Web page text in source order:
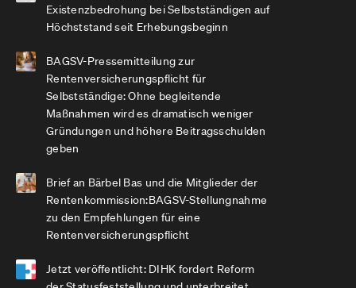
Existenzbedrohung bei Selbstständigen auf
Höchststand seit Erhebungsbeginn
BAGSV-Pressemitteilung zur
Rentenversicherungspflicht für
Selbstständige: Ohne begleitende
Maßnahmen wird es dramatisch weniger
Gründungen und höhere Beitragsschulden
geben
Brief an Bärbel Bas und die Mitglieder der
Rentenkommission:BAGSV-Stellungnahme
zu den Empfehlungen für eine
Rentenversicherungspflicht
Jetzt veröffentlicht: DIHK fordert Reform